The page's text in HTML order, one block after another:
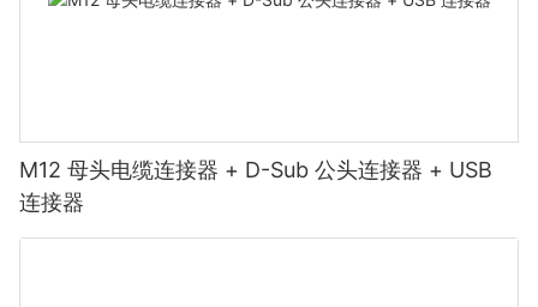
M12 母头电缆连接器 + D-Sub 公头连接器 + USB
连接器